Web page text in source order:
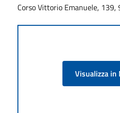
Corso Vittorio Emanuele,
Visualizza in